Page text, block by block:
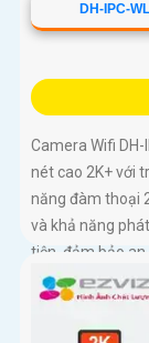
DH-IPC-
Camera Wifi
nét cao 2K+ với
năng đàm thoại
và khả năng
tiện, đảm bảo
ninh ngoài trời
lựa chọn vô
WL46A là lựa